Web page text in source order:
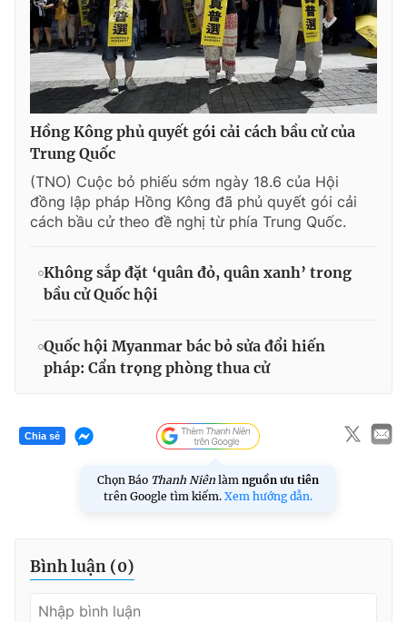
Hồng Kông phủ quyết gói cải cách bầu cử của
Trung Quốc
(TNO) Cuộc bỏ phiếu sớm ngày 18.6 của Hội
đồng lập pháp Hồng Kông đã phủ quyết gói cải
cách bầu cử theo đề nghị từ phía Trung Quốc.
Không sắp đặt ‘quân đỏ, quân xanh’ trong
bầu cử Quốc hội
Quốc hội Myanmar bác bỏ sửa đổi hiến
pháp: Cẩn trọng phòng thua cử
Chia sẻ
Chọn Báo Thanh Niên làm nguồn ưu tiên
trên Google tìm kiếm. Xem hướng dẫn.
Bình luận (0)